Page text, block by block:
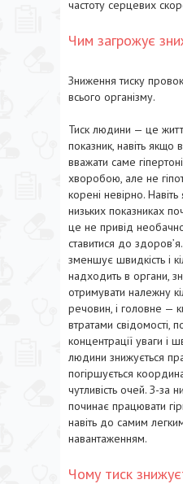
частоту серцевих
Чим загрожує
Зниження тиску
всього організму.
Тиск людини — це
показник, навіть
вважати саме
хворобою, але не
корені невірно. Навіть
низьких показниках
це не привід
ставитися до
зменшує швидкість і
надходить в органи,
отримувати належну
речовин, і головне —
втратами свідомості,
концентрації уваги і
людини знижується
погіршується
чутливість очей. З-за
починає працювати
навіть до самим
навантаженням.
Чому тиск